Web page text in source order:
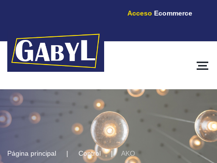
Página principal Control AKO
Acceso Ecommerce